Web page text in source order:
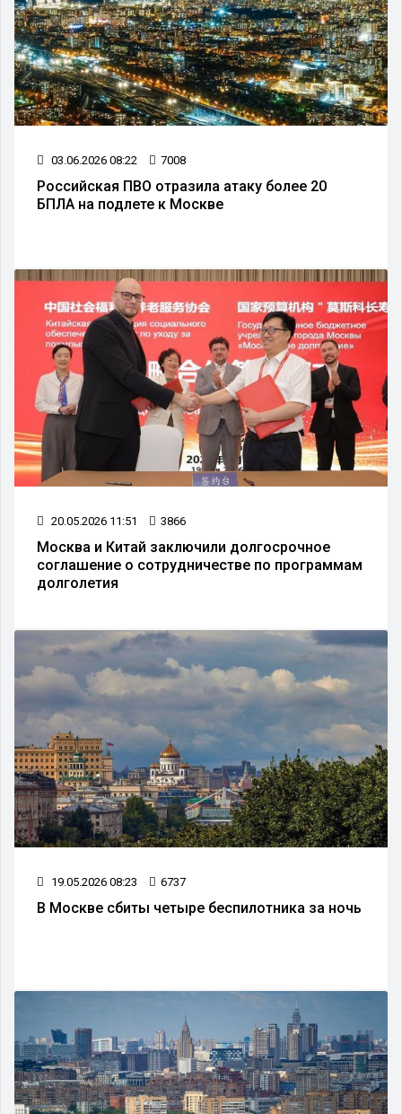
03.06.2026 08:22 7008
Российская ПВО отразила атаку более 20
БПЛА на подлете к Москве
20.05.2026 11:51 3866
Москва и Китай заключили долгосрочное
соглашение о сотрудничестве по программам
долголетия
19.05.2026 08:23 6737
В Москве сбиты четыре беспилотника за ночь